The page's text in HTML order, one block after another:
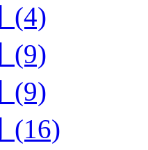
(4)
(9)
(9)
(16)